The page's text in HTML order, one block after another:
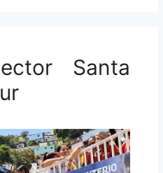
Santa